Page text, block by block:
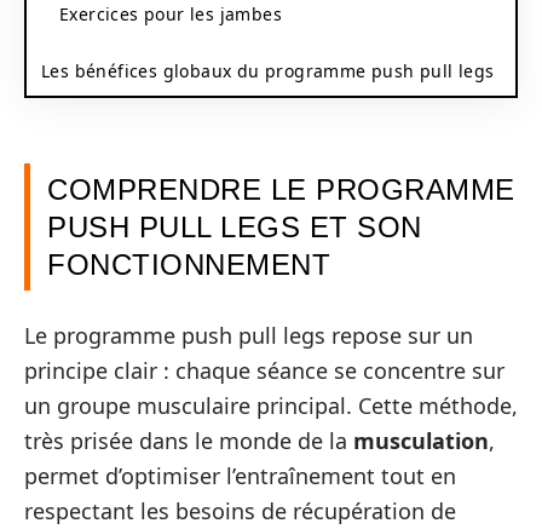
Exercices pour les jambes
Les bénéfices globaux du programme push pull legs
COMPRENDRE LE PROGRAMME
PUSH PULL LEGS ET SON
FONCTIONNEMENT
Le programme push pull legs repose sur un
principe clair : chaque séance se concentre sur
un groupe musculaire principal. Cette méthode,
très prisée dans le monde de la musculation,
permet d’optimiser l’entraînement tout en
respectant les besoins de récupération de